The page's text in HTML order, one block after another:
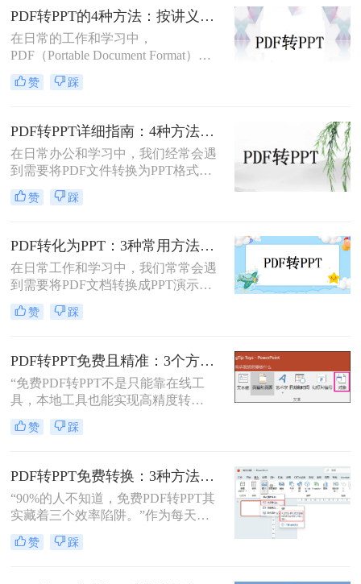
转ppt”这个问题，说到底要看你的
PDF是纯文字扫描件、带复杂表格的
课件，还是带大量图片的教案——不
同情况方法完全不同。下面我按实际
使用场景，把试过好用的几个方法整
理出来，不吹不黑，优缺点都说明
PDF转PPT的4种方法：按讲义、合同、报告3种文件类型选！
在日常的工作和学习中，
PDF（Portable Document Format）因
其格式稳定、跨平台兼容等优点而广
泛应用。然而，在某些场合下，我们
PPT（PowerPoint）格式，以便进行演
示或编辑。虽然PDF到PPT的转换可
能不如其他格式转换那样直接，但通
过一些方法和工具，我们仍然可以实
现这一目的。本文将详细介绍怎么把
pdf转换成ppt的几种方法，以及相关
赞 踩
PDF转PPT详细指南：4种方法的参数配置和输出效果调优！
在日常办公和学习中，我们经常会遇
到需要将PDF文件转换为PPT格式的
情况。无论是为了便于演示还是进一
步编辑，掌握有效的转换方法都是必
本文将详细介绍几种常用的方法。
赞 踩
PDF转化为PPT：3种常用方法在不同PPT版本下的兼容性！
在日常工作和学习中，我们常常会遇
到需要将PDF文档转换成PPT演示文
稿的情况。无论是为了更好地展示信
息，还是为了方便编辑，掌握如何进
么怎么将pdf转化为ppt呢？本文将介
绍三种常用的方法来实现PDF到PPT
的转换。
赞 踩
PDF转PPT免费且精准：3个方法的转换精度和避坑指南！
“免费PDF转PPT不是只能靠在线工
具，本地工具也能实现高精度转
换”在职场办公与自媒体创作中，将
PDF格式的报告、课件、素材转为可
需求。但多数人在寻找免费转换方法
时，要么遭遇操作繁琐的困境，要么
面临转换后格式错乱、信息丢失的问
题，甚至担心文件隐私泄露
赞 踩
PDF转PPT免费转换：3种方法的隐藏功能和效率差异！
“90%的人不知道，免费PDF转PPT其
实藏着三个效率陷阱。”作为每天处
理20+份文档的办公博主，我见过太
多人被“免费转换”的噱头坑过——要
赞 踩